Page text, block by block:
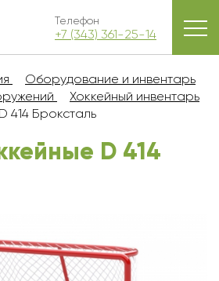
Телефон
+7 (343) 361-25-14
Оборудование и инвентарь
Хоккейный инвентарь
414 Броксталь
D 414